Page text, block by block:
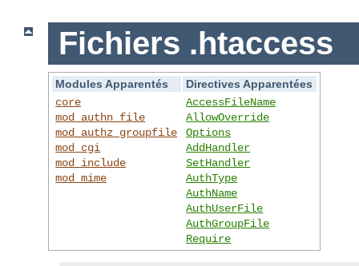
Fichiers .htaccess
Modules Apparentés
Directives Apparentées
core
mod_authn_file
mod_authz_groupfile
mod_cgi
mod_include
mod_mime
AccessFileName
AllowOverride
Options
AddHandler
SetHandler
AuthType
AuthName
AuthUserFile
AuthGroupFile
Require